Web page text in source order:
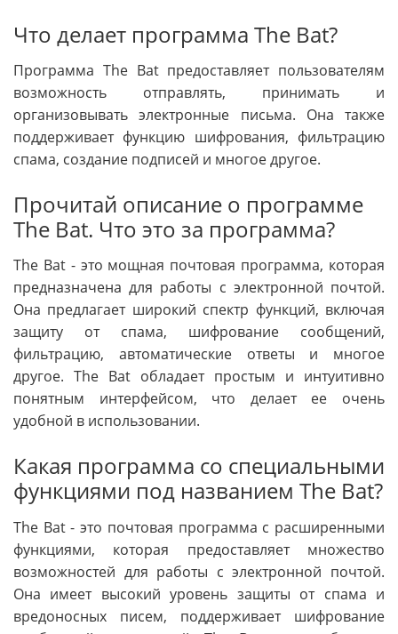
Что делает программа The Bat?
Программа The Bat предоставляет пользователям
возможность отправлять, принимать и
организовывать электронные письма. Она также
поддерживает функцию шифрования, фильтрацию
спама, создание подписей и многое другое.
Прочитай описание о программе
The Bat. Что это за программа?
The Bat - это мощная почтовая программа, которая
предназначена для работы с электронной почтой.
Она предлагает широкий спектр функций, включая
защиту от спама, шифрование сообщений,
фильтрацию, автоматические ответы и многое
другое. The Bat обладает простым и интуитивно
понятным интерфейсом, что делает ее очень
удобной в использовании.
Какая программа со специальными
функциями под названием The Bat?
The Bat - это почтовая программа с расширенными
функциями, которая предоставляет множество
возможностей для работы с электронной почтой.
Она имеет высокий уровень защиты от спама и
вредоносных писем, поддерживает шифрование